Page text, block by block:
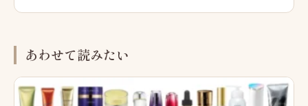
あわせて読みたい